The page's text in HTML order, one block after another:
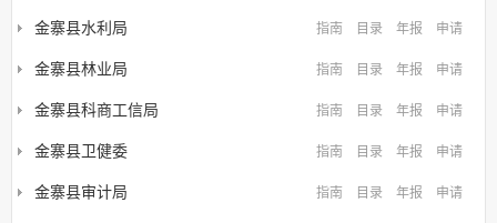
指南 目录 年报 申请
金寨县水利局
指南 目录 年报 申请
金寨县林业局
指南 目录 年报 申请
金寨县科商工信局
指南 目录 年报 申请
金寨县卫健委
指南 目录 年报 申请
金寨县审计局